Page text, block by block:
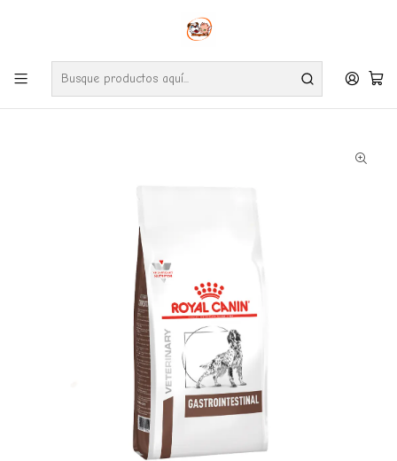
Envíos gratuitos por compras desde $24.990 en la RM (Comunas informadas
Ve nuestras zonas de cobertura diaria.
Inicio Perros Alimentos
Royal Canin Gastrointestinal Canine 2 Kg